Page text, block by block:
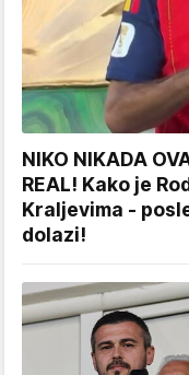
NIKO NIKADA
REAL! Kako je
Kraljevima -
dolazi!